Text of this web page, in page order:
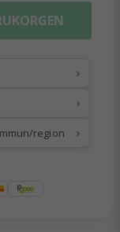
›
›
region ›